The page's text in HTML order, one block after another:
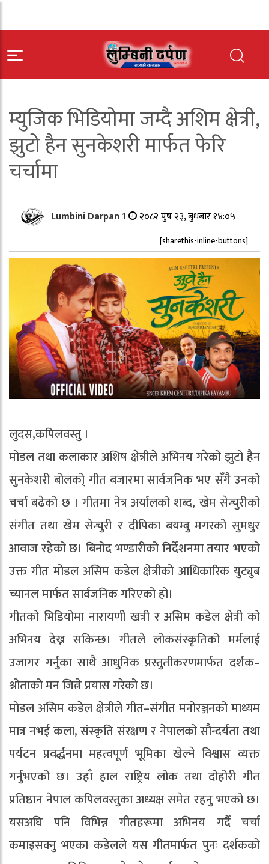
म्युजिक भिडियोमा जम्दै अशिम क्षेत्री,
झुटो हैन सुनकेशरी मार्फत फेरि
चर्चामा
Lumbini Darpan 1 २०८२ पुष २३, बुधबार १४:०५
[sharethis-inline-buttons]
लुदस,कपिलवस्तु ।
मोडल तथा कलाकार अशिष क्षेत्रीले अभिनय गरेको झुटो हैन
सुनकेशरी बोलको् गीत बजारमा सार्वजनिक भए सँगै उनको
चर्चा बढेको छ । गीतमा नेत्र अर्यालको शब्द, खेम सेन्चुरीको
संगीत तथा खेम सेन्चुरी र दीपिका बयम्बु मगरको सुमधुर
आवाज रहेको छ। बिनोद भण्डारीको निर्देशनमा तयार भएको
उक्त गीत मोडल असिम कडेल क्षेत्रीको आधिकारिक युट्युब
च्यानल मार्फत सार्वजनिक गरिएको हो।
गीतको भिडियोमा नारायणी खत्री र असिम कडेल क्षेत्री को
अभिनय देख्न सकिन्छ। गीतले लोकसंस्कृतिको मर्मलाई
उजागर गर्नुका साथै आधुनिक प्रस्तुतीकरणमार्फत दर्शक–
श्रोताको मन जित्ने प्रयास गरेको छ।
मोडल असिम कडेल क्षेत्रीले गीत–संगीत मनोरञ्जनको माध्यम
मात्र नभई कला, संस्कृति संरक्षण र नेपालको सौन्दर्यता तथा
पर्यटन प्रवर्द्धनमा महत्वपूर्ण भूमिका खेल्ने विश्वास व्यक्त
गर्नुभएको छ। उहाँ हाल राष्ट्रिय लोक तथा दोहोरी गीत
प्रतिष्ठान नेपाल कपिलवस्तुका अध्यक्ष समेत रहनु भएको छ।
यसअघि पनि विभिन्न गीतहरूमा अभिनय गर्दै चर्चा
कमाइसक्नु भएका कडेलले यस गीतमार्फत पुनः दर्शकको